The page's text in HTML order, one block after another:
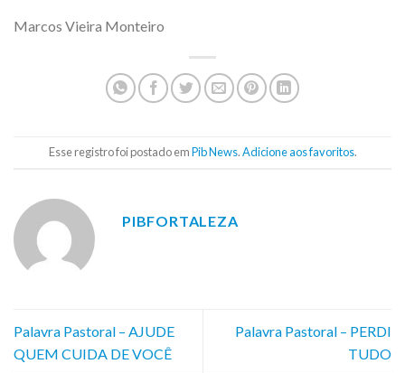
Marcos Vieira Monteiro
Esse registro foi postado emPib News.Adicione aos favoritos.
PIBFORTALEZA
Palavra Pastoral – AJUDE
QUEM CUIDA DE VOCÊ
Palavra Pastoral – PERDI
TUDO